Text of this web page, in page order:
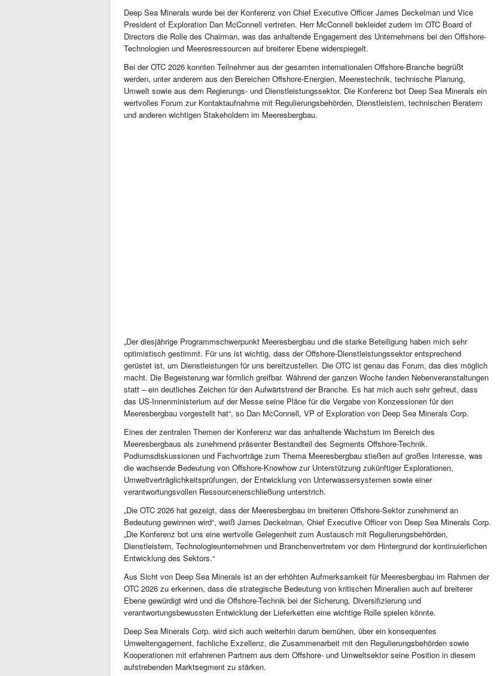
Deep Sea Minerals wurde bei der Konferenz von Chief Executive Officer James Deckelman und Vice
President of Exploration Dan McConnell vertreten. Herr McConnell bekleidet zudem im OTC Board of
Directors die Rolle des Chairman, was das anhaltende Engagement des Unternehmens bei den Offshore-
Technologien und Meeresressourcen auf breiterer Ebene widerspiegelt.
Bei der OTC 2026 konnten Teilnehmer aus der gesamten internationalen Offshore-Branche begrüßt
werden, unter anderem aus den Bereichen Offshore-Energien, Meerestechnik, technische Planung,
Umwelt sowie aus dem Regierungs- und Dienstleistungssektor. Die Konferenz bot Deep Sea Minerals ein
wertvolles Forum zur Kontaktaufnahme mit Regulierungsbehörden, Dienstleistern, technischen Beratern
und anderen wichtigen Stakeholdern im Meeresbergbau.
„Der diesjährige Programmschwerpunkt Meeresbergbau und die starke Beteiligung haben mich sehr
optimistisch gestimmt. Für uns ist wichtig, dass der Offshore-Dienstleistungssektor entsprechend
gerüstet ist, um Dienstleistungen für uns bereitzustellen. Die OTC ist genau das Forum, das dies möglich
macht. Die Begeisterung war förmlich greifbar. Während der ganzen Woche fanden Nebenveranstaltungen
statt – ein deutliches Zeichen für den Aufwärtstrend der Branche. Es hat mich auch sehr gefreut, dass
das US-Innenministerium auf der Messe seine Pläne für die Vergabe von Konzessionen für den
Meeresbergbau vorgestellt hat“, so Dan McConnell, VP of Exploration von Deep Sea Minerals Corp.
Eines der zentralen Themen der Konferenz war das anhaltende Wachstum im Bereich des
Meeresbergbaus als zunehmend präsenter Bestandteil des Segments Offshore-Technik.
Podiumsdiskussionen und Fachvorträge zum Thema Meeresbergbau stießen auf großes Interesse, was
die wachsende Bedeutung von Offshore-Knowhow zur Unterstützung zukünftiger Explorationen,
Umweltverträglichkeitsprüfungen, der Entwicklung von Unterwassersystemen sowie einer
verantwortungsvollen Ressourcenerschließung unterstrich.
„Die OTC 2026 hat gezeigt, dass der Meeresbergbau im breiteren Offshore-Sektor zunehmend an
Bedeutung gewinnen wird“, weiß James Deckelman, Chief Executive Officer von Deep Sea Minerals Corp.
„Die Konferenz bot uns eine wertvolle Gelegenheit zum Austausch mit Regulierungsbehörden,
Dienstleistern, Technologieunternehmen und Branchenvertretern vor dem Hintergrund der kontinuierlichen
Entwicklung des Sektors.“
Aus Sicht von Deep Sea Minerals ist an der erhöhten Aufmerksamkeit für Meeresbergbau im Rahmen der
OTC 2026 zu erkennen, dass die strategische Bedeutung von kritischen Mineralien auch auf breiterer
Ebene gewürdigt wird und die Offshore-Technik bei der Sicherung, Diversifizierung und
verantwortungsbewussten Entwicklung der Lieferketten eine wichtige Rolle spielen könnte.
Deep Sea Minerals Corp. wird sich auch weiterhin darum bemühen, über ein konsequentes
Umweltengagement, fachliche Exzellenz, die Zusammenarbeit mit den Regulierungsbehörden sowie
Kooperationen mit erfahrenen Partnern aus dem Offshore- und Umweltsektor seine Position in diesem
aufstrebenden Marktsegment zu stärken.